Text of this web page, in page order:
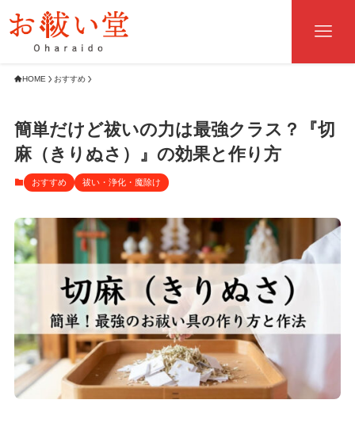
HOME おすすめ
簡単だけど祓いの力は最強クラス？『切
麻（きりぬさ）』の効果と作り方
おすすめ 祓い・浄化・魔除け